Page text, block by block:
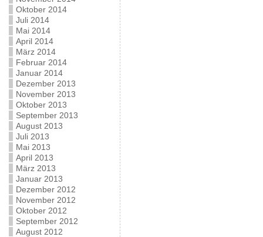
Oktober 2014
Juli 2014
Mai 2014
April 2014
März 2014
Februar 2014
Januar 2014
Dezember 2013
November 2013
Oktober 2013
September 2013
August 2013
Juli 2013
Mai 2013
April 2013
März 2013
Januar 2013
Dezember 2012
November 2012
Oktober 2012
September 2012
August 2012